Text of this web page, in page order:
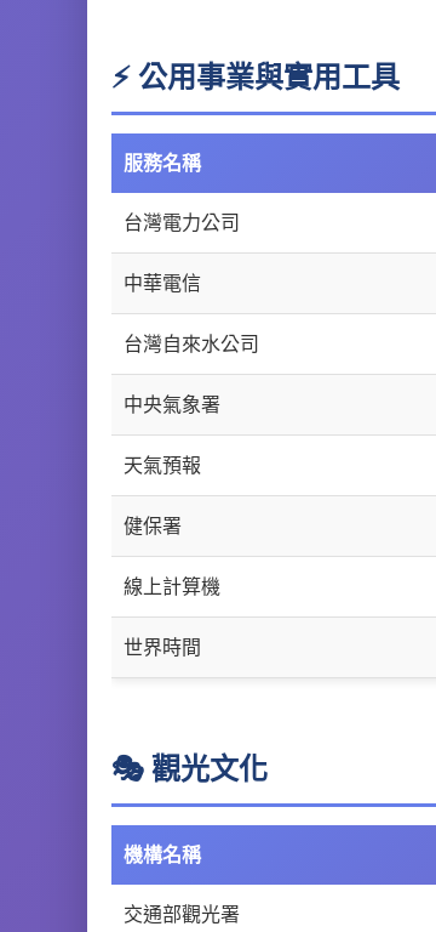
⚡ 公用事業與實用工具
服務名稱
台灣電力公司
中華電信
台灣自來水公司
中央氣象署
天氣預報
健保署
線上計算機
世界時間
🎭 觀光文化
機構名稱
交通部觀光署